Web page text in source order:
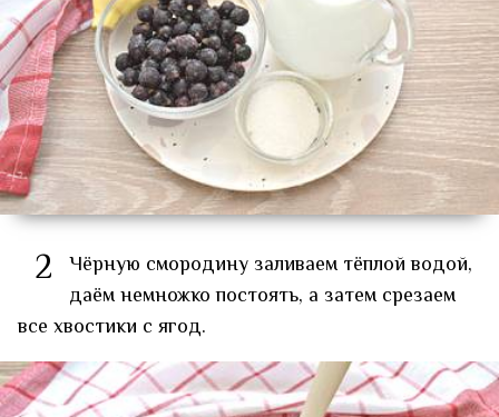
2 Чёрную смородину заливаем тёплой водой,
даём немножко постоять, а затем срезаем
все хвостики с ягод.